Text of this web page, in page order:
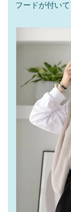
フードが付い